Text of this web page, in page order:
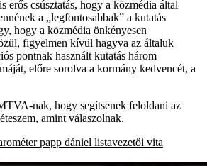
erős csúsztatás, hogy a közmédia által
a „legfontosabbak” a kutatás
hogy a közmédia önkényesen
figyelmen kívül hagyva az általuk
pontnak használt kutatás három
előre sorolva a kormány kedvencét, a
nak, hogy segítsenek feloldani az
amint válaszolnak.
papp dániel listavezetői vita